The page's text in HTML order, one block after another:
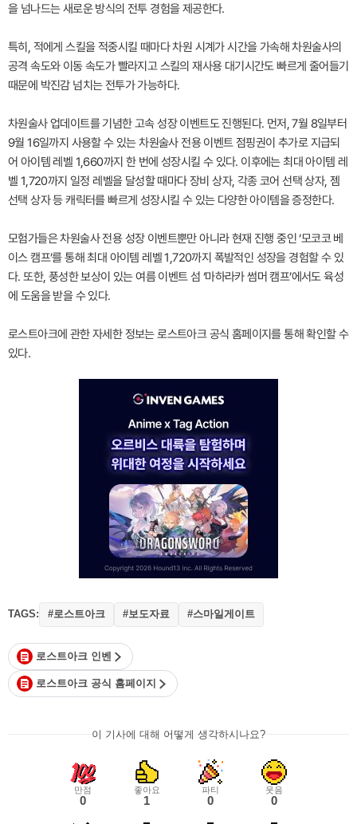
을 넘나드는 새로운 방식의 전투 경험을 제공한다.
특히, 적에게 스킬을 적중시킬 때마다 차원 시계가 시간을 가속해 차원술사의
공격 속도와 이동 속도가 빨라지고 스킬의 재사용 대기시간도 빠르게 줄어들기
때문에 박진감 넘치는 전투가 가능하다.
차원술사 업데이트를 기념한 고속 성장 이벤트도 진행된다. 먼저, 7월 8일부터
9월 16일까지 사용할 수 있는 차원술사 전용 이벤트 점핑권이 추가로 지급되
어 아이템 레벨 1,660까지 한 번에 성장시킬 수 있다. 이후에는 최대 아이템 레
벨 1,720까지 일정 레벨을 달성할 때마다 장비 상자, 각종 코어 선택 상자, 젬
선택 상자 등 캐릭터를 빠르게 성장시킬 수 있는 다양한 아이템을 증정한다.
모험가들은 차원술사 전용 성장 이벤트뿐만 아니라 현재 진행 중인 ‘모코코 베
이스 캠프’를 통해 최대 아이템 레벨 1,720까지 폭발적인 성장을 경험할 수 있
다. 또한, 풍성한 보상이 있는 여름 이벤트 섬 ‘마하라카 썸머 캠프’에서도 육성
에 도움을 받을 수 있다.
로스트아크에 관한 자세한 정보는 로스트아크 공식 홈페이지를 통해 확인할 수
있다.
TAGS: #로스트아크 #보도자료 #스마일게이트
로스트아크 인벤
로스트아크 공식 홈페이지
이 기사에 대해 어떻게 생각하시나요?
만점
0
좋아요
1
파티
0
웃음
0